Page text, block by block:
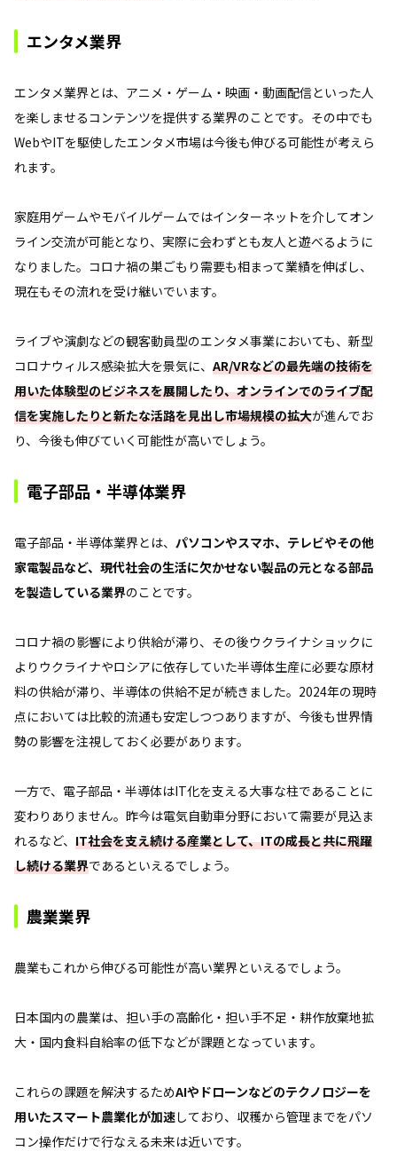
エンタメ業界
エンタメ業界とは、アニメ・ゲーム・映画・動画配信といった人
を楽しませるコンテンツを提供する業界のことです。その中でも
WebやITを駆使したエンタメ市場は今後も伸びる可能性が考えら
れます。
家庭用ゲームやモバイルゲームではインターネットを介してオン
ライン交流が可能となり、実際に会わずとも友人と遊べるように
なりました。コロナ禍の巣ごもり需要も相まって業績を伸ばし、
現在もその流れを受け継いでいます。
ライブや演劇などの観客動員型のエンタメ事業においても、新型
コロナウィルス感染拡大を景気に、 AR/VRなどの最先端の技術を
用いた体験型のビジネスを展開したり、オンラインでのライブ配
信を実施したりと新たな活路を見出し市場規模の拡大が進んでお
り、今後も伸びていく可能性が高いでしょう。
電子部品・半導体業界
電子部品・半導体業界とは、 パソコンやスマホ、テレビやその他
家電製品など、現代社会の生活に欠かせない製品の元となる部品
を製造している業界のことです。
コロナ禍の影響により供給が滞り、その後ウクライナショックに
よりウクライナやロシアに依存していた半導体生産に必要な原材
料の供給が滞り、半導体の供給不足が続きました。2024年の現時
点においては比較的流通も安定しつつありますが、今後も世界情
勢の影響を注視しておく必要があります。
一方で、電子部品・半導体はIT化を支える大事な柱であることに
変わりありません。昨今は電気自動車分野において需要が見込ま
れるなど、 IT社会を支え続ける産業として、ITの成長と共に飛躍
し続ける業界であるといえるでしょう。
農業業界
農業もこれから伸びる可能性が高い業界といえるでしょう。
日本国内の農業は、担い手の高齢化・担い手不足・耕作放棄地拡
大・国内食料自給率の低下などが課題となっています。
これらの課題を解決するためAIやドローンなどのテクノロジーを
用いたスマート農業化が加速しており、収穫から管理までをパソ
コン操作だけで行なえる未来は近いです。